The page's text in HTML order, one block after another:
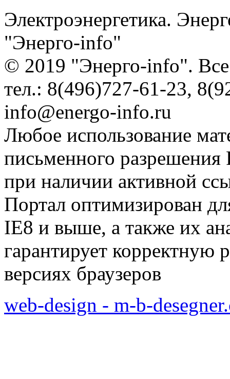
Электроэнергетика.
"Энерго-info"
© 2019 "Энерго-info".
тел.: 8(496)727-61-23,
info@energo-info.ru
Любое использование
письменного разрешения
при наличии активной
Портал оптимизирован
IE8 и выше, а также их
гарантирует корректную
версиях браузеров
web-design - m-b-